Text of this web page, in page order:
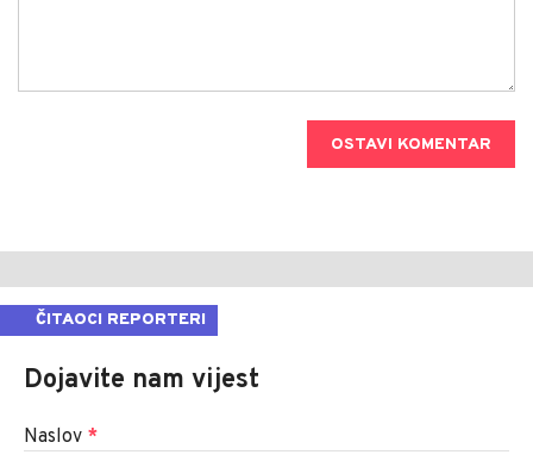
OSTAVI KOMENTAR
ČITAOCI REPORTERI
Dojavite nam vijest
Naslov *